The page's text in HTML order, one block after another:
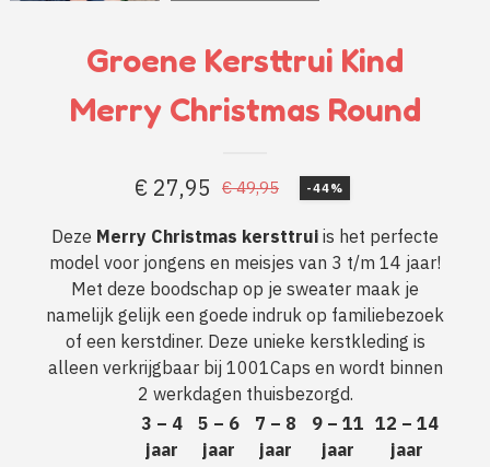
Groene Kersttrui Kind
Merry Christmas Round
€49,95
Oorspronkelijke
prijs
was:
€ 49,95.
€ 27,95
Huidige
prijs
is:
€ 27,95.
-44%
Deze Merry Christmas kersttrui is het perfecte
model voor jongens en meisjes van 3 t/m 14 jaar!
Met deze boodschap op je sweater maak je
namelijk gelijk een goede indruk op familiebezoek
of een kerstdiner. Deze unieke kerstkleding is
alleen verkrijgbaar bij 1001Caps en wordt binnen
2 werkdagen thuisbezorgd.
3 – 4
jaar
5 – 6
jaar
7 – 8
jaar
9 – 11
jaar
12 – 14
jaar